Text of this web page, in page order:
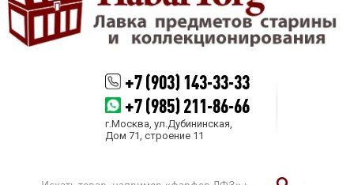
+7 (903) 143-33-33
+7 (985) 211-86-66
г.Москва, ул.Дубининская,
Дом 71, строение 11